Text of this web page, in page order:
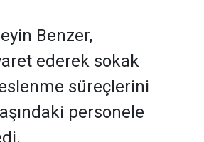
Benzer,
ederek sokak
süreçlerini
personele